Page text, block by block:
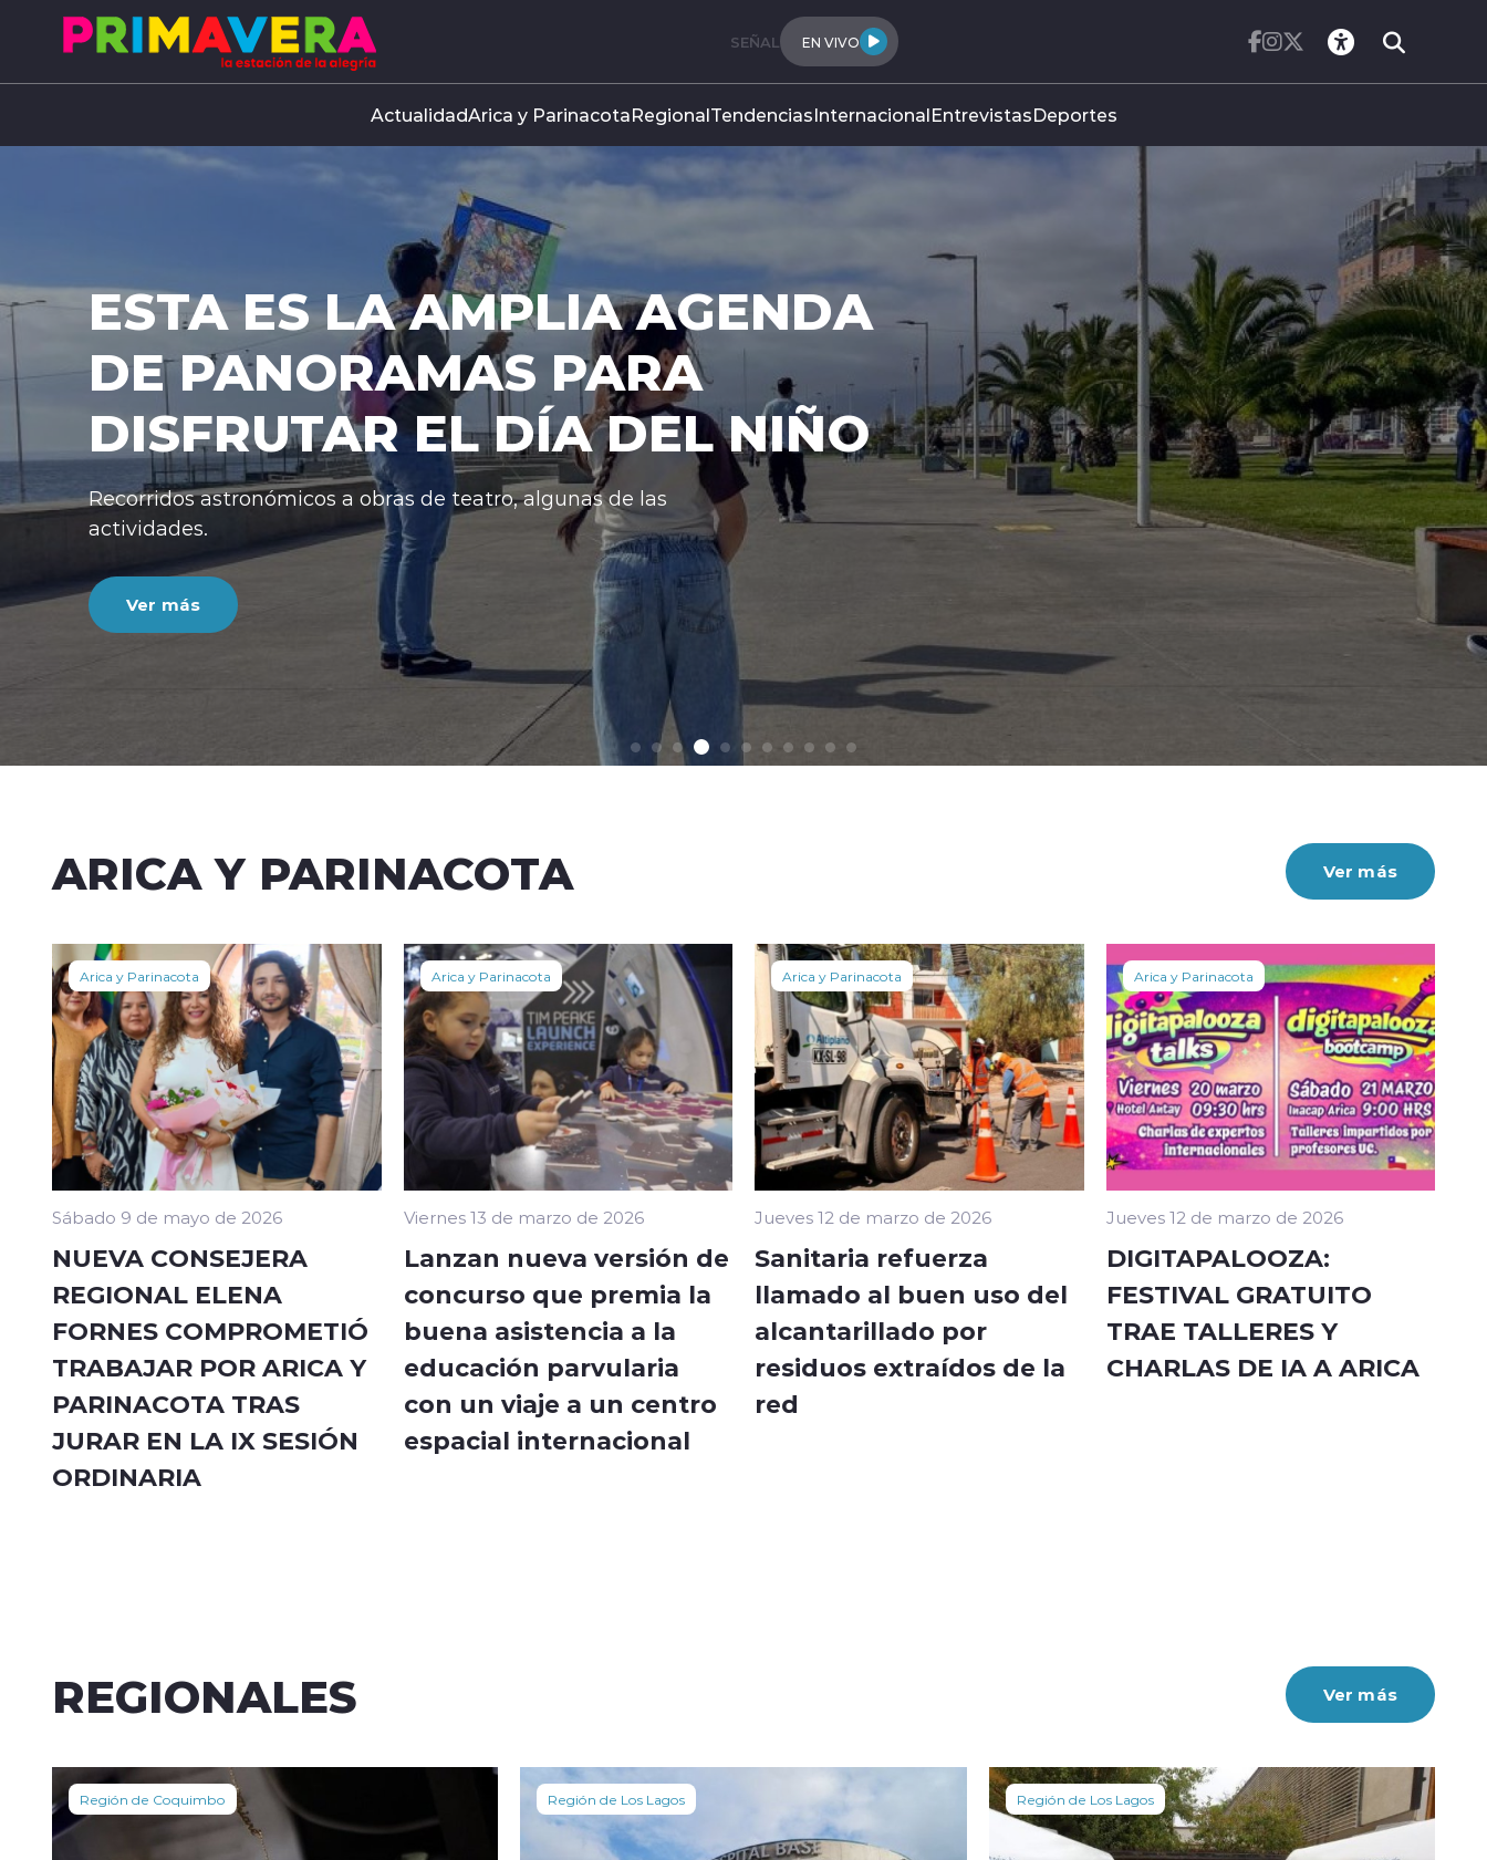
SEÑAL EN VIVO
ActualidadArica y ParinacotaRegionalTendenciasInternacionalEntrevistasDeportes
IPC REGISTRA
DE 0,1 POR CIENTO
EL MES DE JULIO
Con esto la baja acumulada se consolidó en un 3,5%.
ARICA Y PARINACOTA Ver más
Arica y Parinacota
Sábado 9 de mayo de 2026
NUEVA CONSEJERA
REGIONAL ELENA
FORNES COMPROMETIÓ
TRABAJAR POR ARICA Y
PARINACOTA TRAS
JURAR EN LA IX SESIÓN
ORDINARIA
Arica y Parinacota
Viernes 13 de marzo de 2026
Lanzan nueva versión de
concurso que premia la
buena asistencia a la
educación parvularia
con un viaje a un centro
espacial internacional
Arica y Parinacota
Jueves 12 de marzo de 2026
Sanitaria refuerza
llamado al buen uso del
alcantarillado por
residuos extraídos de la
red
Arica y Parinacota
Jueves 12 de marzo de 2026
DIGITAPALOOZA:
FESTIVAL GRATUITO
TRAE TALLERES Y
CHARLAS DE IA A ARICA
REGIONALES Ver más
Región de Coquimbo Región de Los Lagos Región de Los Lagos